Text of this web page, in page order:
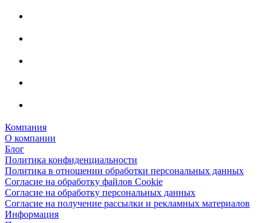
Компания
О компании
Блог
Политика конфиденциальности
Политика в отношении обработки персональных данных
Согласие на обработку файлов Cookie
Согласие на обработку персональных данных
Согласие на получение рассылки и рекламных материалов
Информация